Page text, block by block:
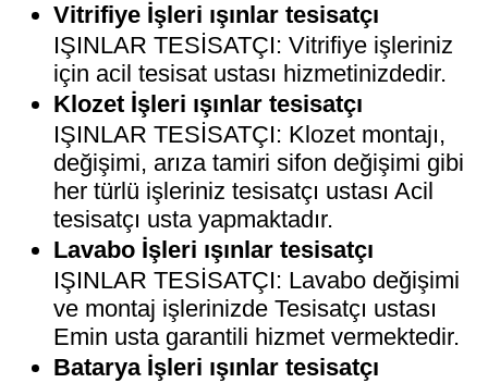
Vitrifiye İşleri ışınlar tesisatçı
IŞINLAR TESİSATÇI: Vitrifiye işleriniz
için acil tesisat ustası hizmetinizdedir.
Klozet İşleri ışınlar tesisatçı
IŞINLAR TESİSATÇI: Klozet montajı,
değişimi, arıza tamiri sifon değişimi gibi
her türlü işleriniz tesisatçı ustası Acil
tesisatçı usta yapmaktadır.
Lavabo İşleri ışınlar tesisatçı
IŞINLAR TESİSATÇI: Lavabo değişimi
ve montaj işlerinizde Tesisatçı ustası
Emin usta garantili hizmet vermektedir.
Batarya İşleri ışınlar tesisatçı